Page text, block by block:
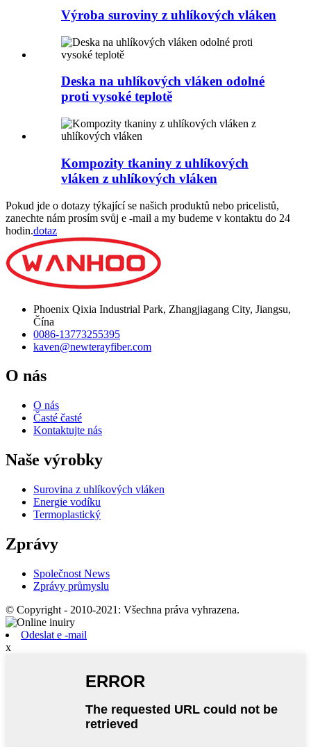
Výroba suroviny z uhlíkových vláken
Deska na uhlíkových vláken odolné
proti vysoké teplotě
Kompozity tkaniny z uhlíkových
vláken z uhlíkových vláken
Pokud jde o dotazy týkající se našich produktů nebo pricelistů,
zanechte nám prosím svůj e -mail a my budeme v kontaktu do 24
hodin.dotaz
Phoenix Qixia Industrial Park, Zhangjiagang City, Jiangsu,
Čína
0086-13773255395
kaven@newterayfiber.com
O nás
O nás
Časté časté
Kontaktujte nás
Naše výrobky
Surovina z uhlíkových vláken
Energie vodíku
Termoplastický
Zprávy
Společnost News
Zprávy průmyslu
© Copyright - 2010-2021: Všechna práva vyhrazena.
Odeslat e -mail
x